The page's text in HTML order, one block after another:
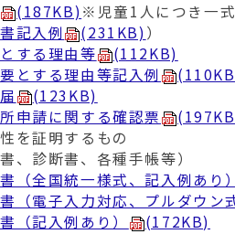
(187KB)※児童1人につき一式
記入例 (231KB)）
する理由等
(112KB)
とする理由等記入例
(123KB)
申請に関する確認票
を証明するもの
、診断書、各種手帳等）
（全国統一様式、記入例あり）
（電子入力対応、プルダウン
（記入例あり）
(172KB)